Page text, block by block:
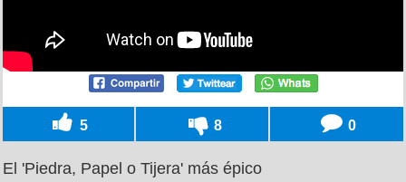
5 8 0
El 'Piedra, Papel o Tijera' más épico